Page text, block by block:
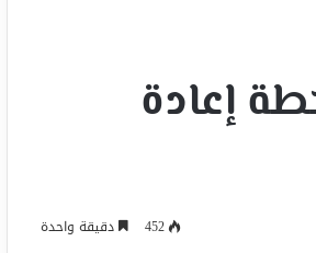
إعادة
452 دقيقة واحدة